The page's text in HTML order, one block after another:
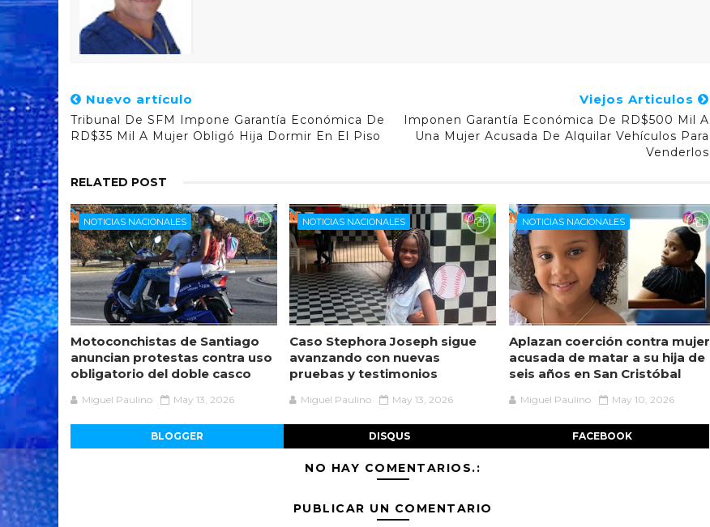
Nuevo artículo
Tribunal De SFM Impone Garantía Económica De
RD$35 Mil A Mujer Obligó Hija Dormir En El Piso
Viejos Articulos
Imponen Garantía Económica De RD$500 Mil A
Una Mujer Acusada De Alquilar Vehículos Para
Venderlos
RELATED POST
NOTICIAS NACIONALES
Motoconchistas de Santiago
anuncian protestas contra uso
obligatorio del doble casco
Miguel Paulino May 13, 2026
NOTICIAS NACIONALES
Caso Stephora Joseph sigue
avanzando con nuevas
pruebas y testimonios
Miguel Paulino May 13, 2026
NOTICIAS NACIONALES
Aplazan coerción contra mujer
acusada de matar a su hija de
seis años en San Cristóbal
Miguel Paulino May 10, 2026
BLOGGER DISQUS FACEBOOK
NO HAY COMENTARIOS.:
PUBLICAR UN COMENTARIO